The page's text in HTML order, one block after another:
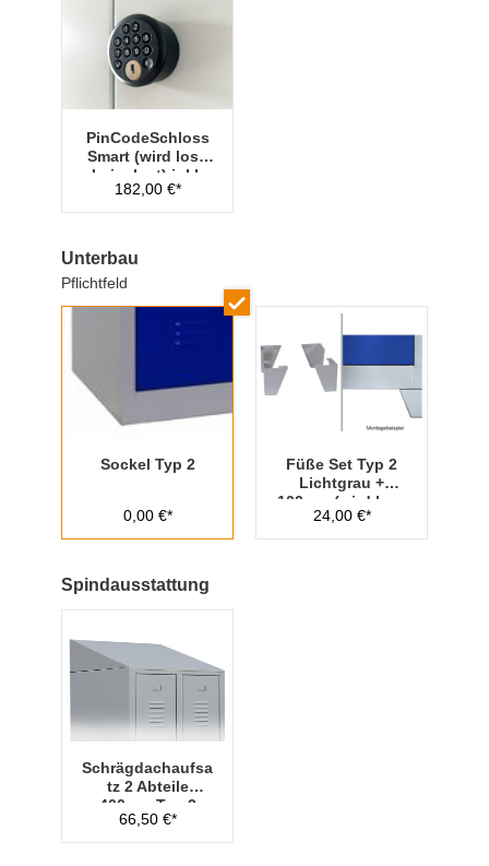
PinCodeSchloss
Smart (wird lose
beigelegt) inkl.
Managementschl
üssel
182,00 €*
Unterbau
Pflichtfeld
Sockel Typ 2
0,00 €*
Füße Set Typ 2
Lichtgrau +
100mm (wird lose
beigelegt)
24,00 €*
Spindausstattung
Schrägdachaufsa
tz 2 Abteile
400mm Typ 2
66,50 €*